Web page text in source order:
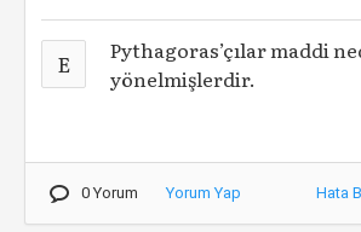
E
Pythagoras’çılar maddi
yönelmişlerdir.
0 Yorum Yorum Yap Hata